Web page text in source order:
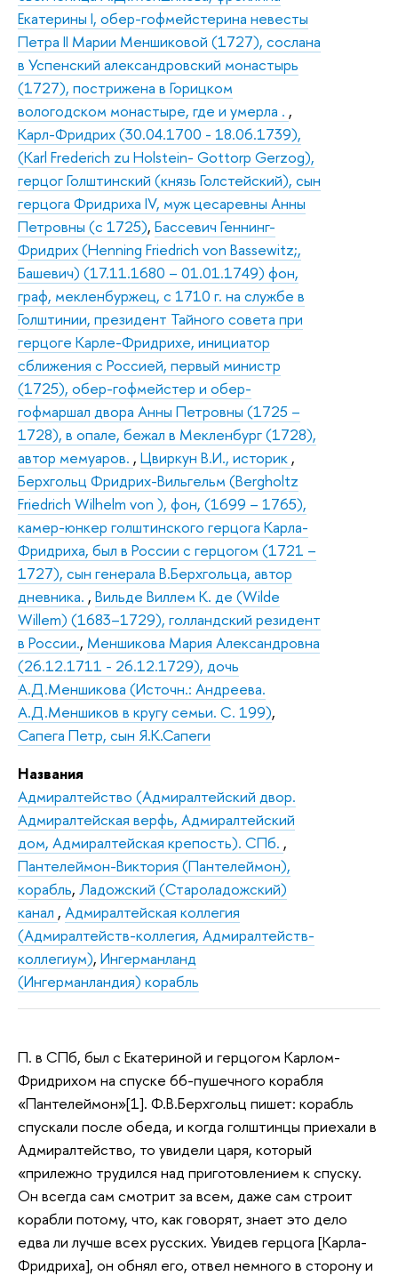
Екатерины I, обер-гофмейстерина невесты
Петра II Марии Меншиковой (1727), сослана
в Успенский александровский монастырь
(1727), пострижена в Горицком
вологодском монастыре, где и умерла . ,
Карл-Фридрих (30.04.1700 - 18.06.1739),
(Karl Frederich zu Holstein- Gottorp Gerzog),
герцог Голштинский (князь Голстейский), сын
герцога Фридриха IV, муж цесаревны Анны
Петровны (с 1725), Бассевич Геннинг-
Фридрих (Henning Friedrich von Bassewitz;,
Башевич) (17.11.1680 – 01.01.1749) фон,
граф, мекленбуржец, с 1710 г. на службе в
Голштинии, президент Тайного совета при
герцоге Карле-Фридрихе, инициатор
сближения с Россией, первый министр
(1725), обер-гофмейстер и обер-
гофмаршал двора Анны Петровны (1725 –
1728), в опале, бежал в Мекленбург (1728),
автор мемуаров. , Цвиркун В.И., историк ,
Берхгольц Фридрих-Вильгельм (Bergholtz
Friedrich Wilhelm von ), фон, (1699 – 1765),
камер-юнкер голштинского герцога Карла-
Фридриха, был в России с герцогом (1721 –
1727), сын генерала В.Берхгольца, автор
дневника. , Вильде Виллем К. де (Wilde
Willem) (1683–1729), голландский резидент
в России., Меншикова Мария Александровна
(26.12.1711 - 26.12.1729), дочь
А.Д.Меншикова (Источн.: Андреева.
А.Д.Меншиков в кругу семьи. С. 199),
Сапега Петр, сын Я.К.Сапеги
Названия
Адмиралтейство (Адмиралтейский двор.
Адмиралтейская верфь, Адмиралтейский
дом, Адмиралтейская крепость). СПб. ,
Пантелеймон-Виктория (Пантелеймон),
корабль, Ладожский (Староладожский)
канал , Адмиралтейская коллегия
(Адмиралтейств-коллегия, Адмиралтейств-
коллегиум), Ингерманланд
(Ингерманландия) корабль
П. в СПб, был с Екатериной и герцогом Карлом-
Фридрихом на спуске 66-пушечного корабля
«Пантелеймон»[1]. Ф.В.Берхгольц пишет: корабль
спускали после обеда, и когда голштинцы приехали в
Адмиралтейство, то увидели царя, который
«прилежно трудился над приготовлением к спуску.
Он всегда сам смотрит за всем, даже сам строит
корабли потому, что, как говорят, знает это дело
едва ли лучше всех русских. Увидев герцога [Карла-
Фридриха], он обнял его, отвел немного в сторону и